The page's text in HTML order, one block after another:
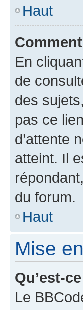
Haut
En
de
des
pas ce
d’attente
atteint. Il
du forum.
Haut
Mise
Qu’est-
Le